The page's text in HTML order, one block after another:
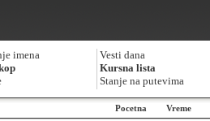
imena
Vesti dana
Kursna lista
Stanje na putevima
Pocetna Vreme